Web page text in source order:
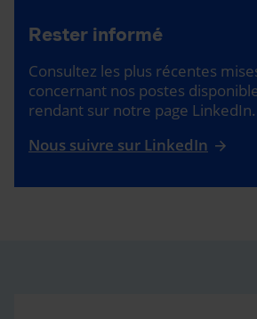
Rester informé
Consultez les plus récentes
concernant nos postes
rendant sur notre page LinkedIn.
Nous suivre sur LinkedIn